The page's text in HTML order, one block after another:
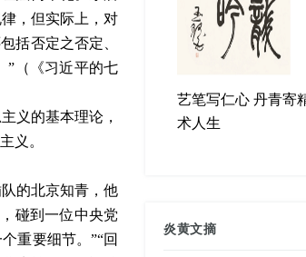
，但实际上，对
括否定之否定、
”（《习近平的七
义的基本理论，
义。
的北京知青，他
碰到一位中央党
重要细节。”“回
艺笔写仁心 丹青
术人生
炎黄文摘